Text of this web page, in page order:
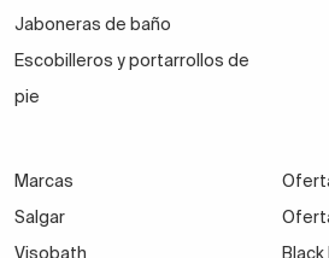
Jaboneras de baño
Escobilleros y portarrollos de
pie
Marcas
Salgar
Visobath
Black